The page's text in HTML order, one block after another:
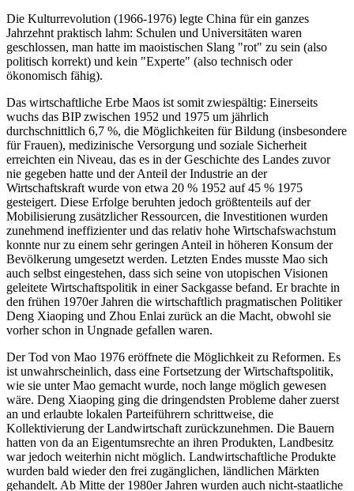
Die Kulturrevolution (1966-1976) legte China für ein ganzes
Jahrzehnt praktisch lahm: Schulen und Universitäten waren
geschlossen, man hatte im maoistischen Slang "rot" zu sein (also
politisch korrekt) und kein "Experte" (also technisch oder
ökonomisch fähig).
Das wirtschaftliche Erbe Maos ist somit zwiespältig: Einerseits
wuchs das BIP zwischen 1952 und 1975 um jährlich
durchschnittlich 6,7 %, die Möglichkeiten für Bildung (insbesondere
für Frauen), medizinische Versorgung und soziale Sicherheit
erreichten ein Niveau, das es in der Geschichte des Landes zuvor
nie gegeben hatte und der Anteil der Industrie an der
Wirtschaftskraft wurde von etwa 20 % 1952 auf 45 % 1975
gesteigert. Diese Erfolge beruhten jedoch größtenteils auf der
Mobilisierung zusätzlicher Ressourcen, die Investitionen wurden
zunehmend ineffizienter und das relativ hohe Wirtschafswachstum
konnte nur zu einem sehr geringen Anteil in höheren Konsum der
Bevölkerung umgesetzt werden. Letzten Endes musste Mao sich
auch selbst eingestehen, dass sich seine von utopischen Visionen
geleitete Wirtschaftspolitik in einer Sackgasse befand. Er brachte in
den frühen 1970er Jahren die wirtschaftlich pragmatischen Politiker
Deng Xiaoping und Zhou Enlai zurück an die Macht, obwohl sie
vorher schon in Ungnade gefallen waren.
Der Tod von Mao 1976 eröffnete die Möglichkeit zu Reformen. Es
ist unwahrscheinlich, dass eine Fortsetzung der Wirtschaftspolitik,
wie sie unter Mao gemacht wurde, noch lange möglich gewesen
wäre. Deng Xiaoping ging die dringendsten Probleme daher zuerst
an und erlaubte lokalen Parteiführern schrittweise, die
Kollektivierung der Landwirtschaft zurückzunehmen. Die Bauern
hatten von da an Eigentumsrechte an ihren Produkten, Landbesitz
war jedoch weiterhin nicht möglich. Landwirtschaftliche Produkte
wurden bald wieder den frei zugänglichen, ländlichen Märkten
gehandelt. Ab Mitte der 1980er Jahren wurden auch nicht-staatliche